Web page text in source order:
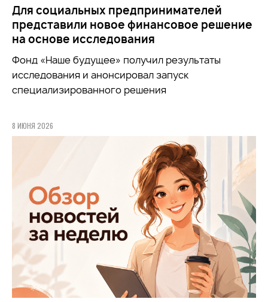
Для социальных предпринимателей
представили новое финансовое решение
на основе исследования
Фонд «Наше будущее» получил результаты
исследования и анонсировал запуск
специализированного решения
8 ИЮНЯ 2026